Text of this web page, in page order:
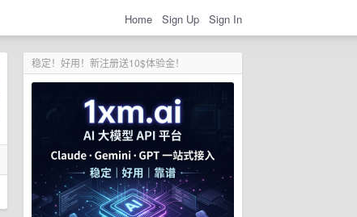
Home Sign Up Sign In
稳定！好用！新注册送10$体验金！